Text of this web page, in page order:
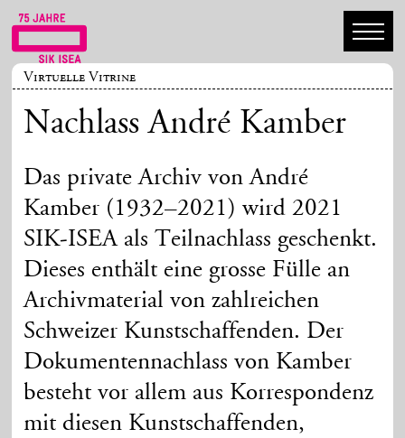
Virtuelle Vitrine
Nachlass André Kamber
Das private Archiv von André
Kamber (1932–2021) wird 2021
SIK-ISEA als Teilnachlass geschenkt.
Dieses enthält eine grosse Fülle an
Archivmaterial von zahlreichen
Schweizer Kunstschaffenden. Der
Dokumentennachlass von Kamber
besteht vor allem aus Korrespondenz
mit diesen Kunstschaffenden,